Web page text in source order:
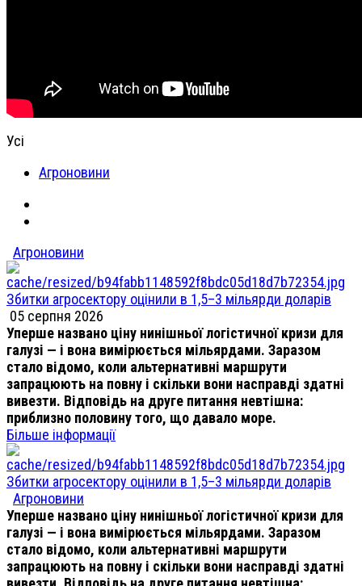
Усі
Агроновини
Агроновини
Збитки агросектору оцінили в 1,5–3 мільярди доларів
05 серпня 2026
Уперше названо ціну нинішньої логістичної кризи для
галузі — і вона вимірюється мільярдами. Заразом
стало відомо, коли альтернативні маршрути
запрацюють на повну і скільки вони насправді здатні
вивезти. Відповідь на друге питання невтішна:
приблизно половину того, що давало море.
Більше інформації
Збитки агросектору оцінили в 1,5–3 мільярди доларів
Агроновини
Уперше названо ціну нинішньої логістичної кризи для
галузі — і вона вимірюється мільярдами. Заразом
стало відомо, коли альтернативні маршрути
запрацюють на повну і скільки вони насправді здатні